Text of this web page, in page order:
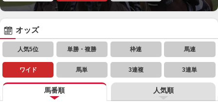
オッズ
人気5位 単勝・複勝 枠連 馬連
ワイド 馬単 3連複 3連単
馬番順 人気順